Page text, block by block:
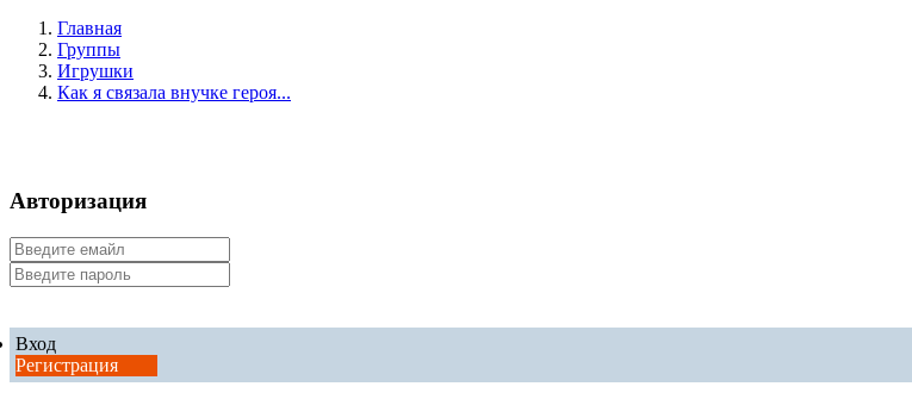
Главная
Группы
Игрушки
Как я связала внучке героя...
Авторизация
Вход
Регистрация